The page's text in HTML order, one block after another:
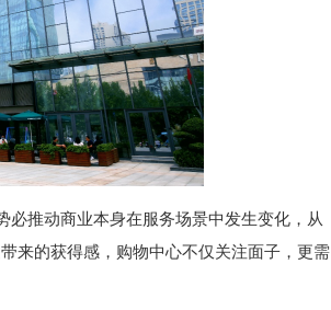
推动商业本身在服务场景中发生变化，从
来的获得感，购物中心不仅关注面子，更需